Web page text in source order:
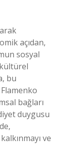
açıdan,
sosyal
bu
bağları
duygusu
ve